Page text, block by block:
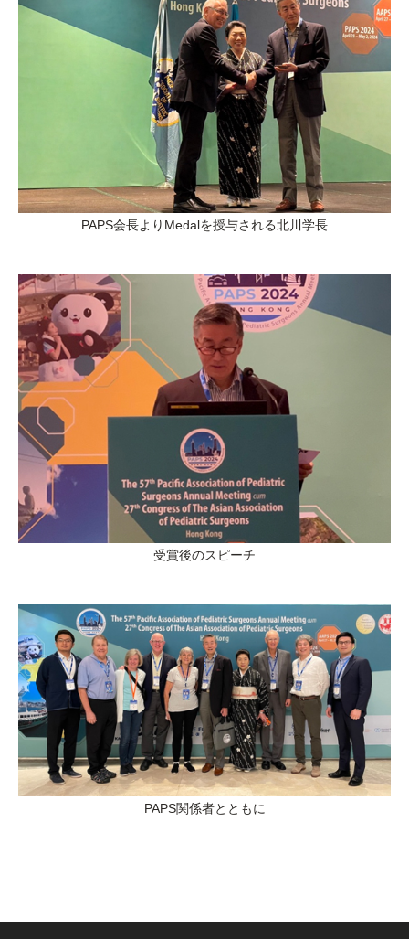
PAPS会長よりMedalを授与される北川学長
受賞後のスピーチ
PAPS関係者とともに